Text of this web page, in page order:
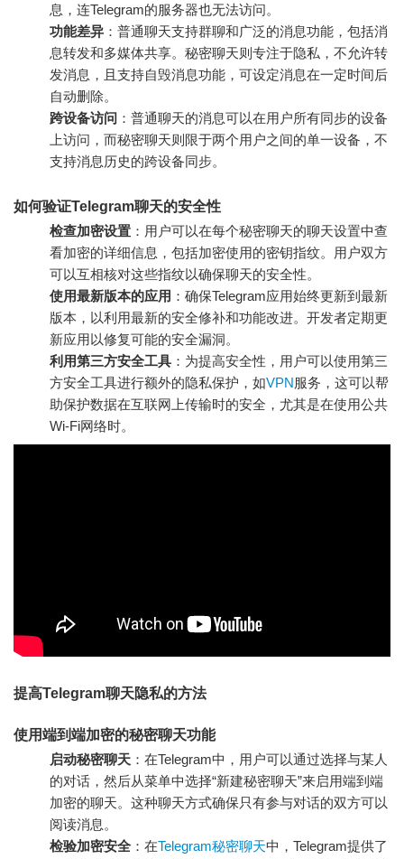
息，连Telegram的服务器也无法访问。
功能差异 ：普通聊天支持群聊和广泛的消息功能，包括消
息转发和多媒体共享。秘密聊天则专注于隐私，不允许转
发消息，且支持自毁消息功能，可设定消息在一定时间后
自动删除。
跨设备访问 ：普通聊天的消息可以在用户所有同步的设备
上访问，而秘密聊天则限于两个用户之间的单一设备，不
支持消息历史的跨设备同步。
如何验证Telegram聊天的安全性
检查加密设置 ：用户可以在每个秘密聊天的聊天设置中查
看加密的详细信息，包括加密使用的密钥指纹。用户双方
可以互相核对这些指纹以确保聊天的安全性。
使用最新版本的应用 ：确保Telegram应用始终更新到最新
版本，以利用最新的安全修补和功能改进。开发者定期更
新应用以修复可能的安全漏洞。
利用第三方安全工具 ：为提高安全性，用户可以使用第三
方安全工具进行额外的隐私保护，如VPN服务，这可以帮
助保护数据在互联网上传输时的安全，尤其是在使用公共
Wi-Fi网络时。
提高Telegram聊天隐私的方法
使用端到端加密的秘密聊天功能
启动秘密聊天 ：在Telegram中，用户可以通过选择与某人
的对话，然后从菜单中选择“新建秘密聊天”来启用端到端
加密的聊天。这种聊天方式确保只有参与对话的双方可以
阅读消息。
检验加密安全：在Telegram秘密聊天中，Telegram提供了